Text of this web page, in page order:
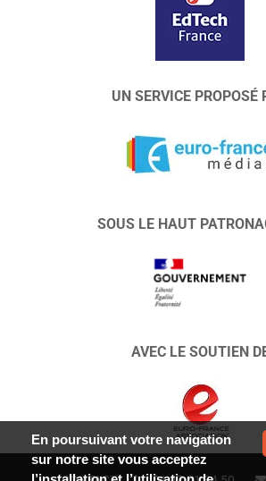
UN SERVICE PROPOSÉ
SOUS LE HAUT
AVEC LE SOUTIEN
En poursuivant votre navigation
sur notre site vous acceptez